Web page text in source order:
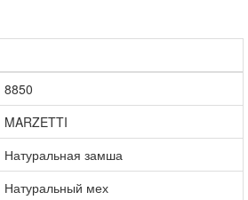
8850
MARZETTI
Натуральная замша
Натуральный мех